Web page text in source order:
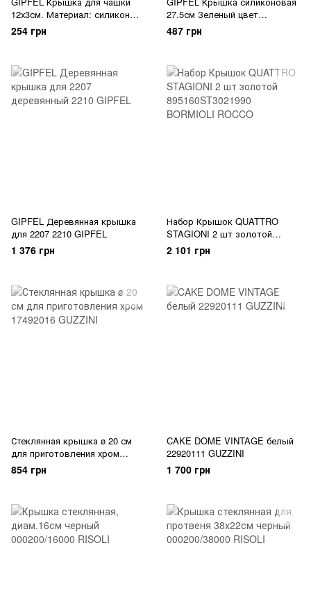
12х3см. Материал: силикон
2897 GIPFEL
254 грн
27.5см Зеленый цвет
Материал: FDA silicone 2628
GIPFEL
487 грн
GIPFEL Деревянная крышка
для 2207 2210 GIPFEL
1 376 грн
Набор Крышок QUATTRO
STAGIONI 2 шт золотой
895160ST3021990 BORMIOLI
ROCCO
2 101 грн
Стеклянная крышка ø 20 см
для приготовления хром
17492016 GUZZINI
854 грн
CAKE DOME VINTAGE белый
22920111 GUZZINI
1 700 грн